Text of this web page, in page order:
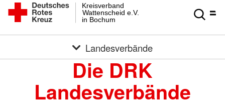
in Bochum
Wattenscheid e.V.
Kreisverband
Landesverbände
Die DRK
Landesverbände